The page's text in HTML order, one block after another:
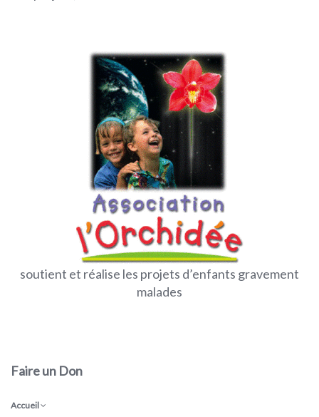
soutient et réalise les projets d’enfants gravement
malades
Faire un Don
Accueil